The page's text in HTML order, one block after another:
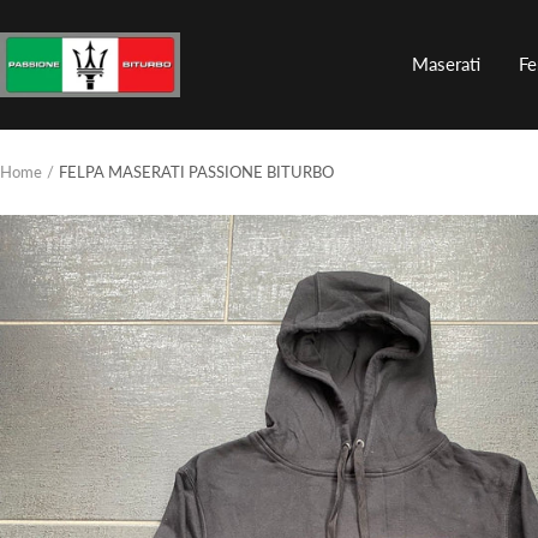
al
contenuto
Maserati
Passione
Biturbo
Home FELPA MASERATI PASSIONE BITURBO